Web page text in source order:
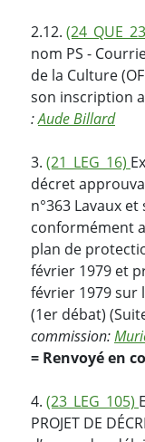
2.12.
nom PS -
de la Culture
son inscription
:Aude Billard
3. (21_LEG_16)
décret
n°363 Lavaux
conformément
plan de
février 1979 et
février 1979 sur
(1er débat)
commission:
= Renvoyé en
4. (23_LEG_105)
PROJET DE